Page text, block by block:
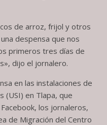
de arroz, frijol y otros
despensa que nos
primeros tres días de
dijo el jornalero.
en las instalaciones de
(USI) en Tlapa, que
los jornaleros,
de Migración del Centro